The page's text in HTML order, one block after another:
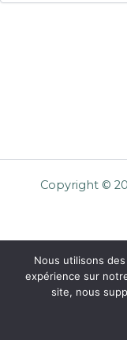
Copyright ©
Nous utilisons
expérience sur
site, nous